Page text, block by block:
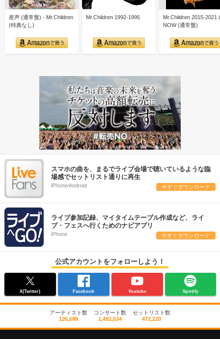
産声 (通常盤) - Mr.Children
(特典なし)
Mr.Children 1992-1995
Mr.Children 2015-2021
NOW (通常盤)
スマホの曲を、まるでライブ会場で聴いているような臨
場感でセットリスト通りに再生
iPhone/Android 今すぐダウンロード
ライブ参加記録、マイタイムテーブル作成など、ライ
ブ・フェスへ行くためのナビアプリ
iPhone 今すぐダウンロード
公式アカウントをフォローしよう！
X(Twitter) Facebook Youtube Spotify
アーティスト数
126,599
コンサート数
1,492,534
セットリスト数
472,220